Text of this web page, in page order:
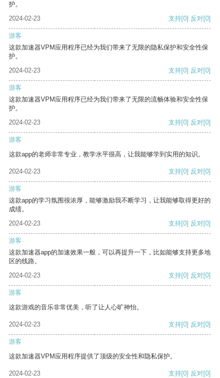
护。
2024-02-23
支持[0] 反对[0]
游客
这款加速器VPM应用程序已经为我们带来了无限的隐私保护和安全性保
护。
2024-02-23
支持[0] 反对[0]
游客
这款加速器VPM应用程序已经为我们带来了无限的流畅体验和安全性保
护。
2024-02-23
支持[0] 反对[0]
游客
这款app的老师非常专业，教学水平很高，让我能够学到实用的知识。
2024-02-23 支持[0] 反对[0]
游客
这款app的学习氛围很浓厚，能够激励我不断学习，让我能够取得更好的
成绩。
2024-02-23
支持[0] 反对[0]
游客
这款加速器app的加速效果一般，可以再提升一下，比如能够支持更多地
区的线路。
2024-02-23
支持[0] 反对[0]
游客
这款游戏的音乐非常优美，听了让人心旷神怡。
2024-02-23 支持[0] 反对[0]
游客
这款加速器VPM应用程序提供了顶级的安全性和隐私保护。
2024-02-23 支持[0] 反对[0]